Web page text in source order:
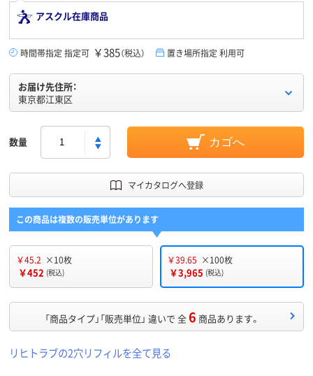
アスクル在庫商品
時間帯指定 指定可 ￥385（税込） 置き場所指定 利用可
お届け先住所：
東京都江東区
数量 カゴへ
マイカタログへ登録
この商品は複数の販売単位があります
￥45.2 ×10枚
￥452 (税込)
￥39.65 ×100枚
￥3,965 (税込)
「商品タイプ」「販売単位」 違いで 全6 商品あります。
リヒトラブの2穴リフィルを全て見る